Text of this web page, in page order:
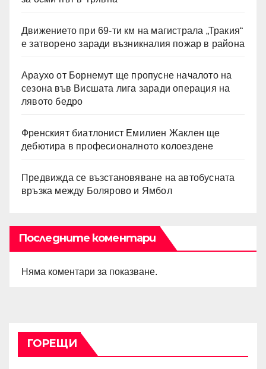
Движението при 69-ти км на магистрала „Тракия“
е затворено заради възникналия пожар в района
Араухо от Борнемут ще пропусне началото на
сезона във Висшата лига заради операция на
лявото бедро
Френският биатлонист Емилиен Жаклен ще
дебютира в професионалното колоездене
Предвижда се възстановяване на автобусната
връзка между Болярово и Ямбол
Последните коментари
Няма коментари за показване.
ГОРЕЩИ